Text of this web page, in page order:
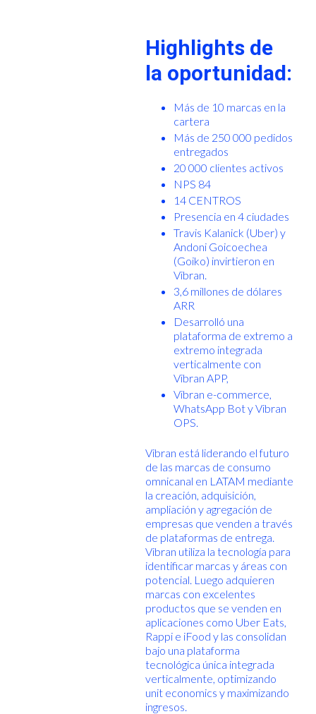
Highlights de
la oportunidad:
Más de 10 marcas en la
cartera
Más de 250 000 pedidos
entregados
20 000 clientes activos
NPS 84
14 CENTROS
Presencia en 4 ciudades
Travis Kalanick (Uber) y
Andoni Goicoechea
(Goiko) invirtieron en
Vibran.
3,6 millones de dólares
ARR
Desarrolló una
plataforma de extremo a
extremo integrada
verticalmente con
Vibran APP,
Vibran e-commerce,
WhatsApp Bot y Vibran
OPS.
Vibran está liderando el futuro
de las marcas de consumo
omnicanal en LATAM mediante
la creación, adquisición,
ampliación y agregación de
empresas que venden a través
de plataformas de entrega.
Vibran utiliza la tecnología para
identificar marcas y áreas con
potencial. Luego adquieren
marcas con excelentes
productos que se venden en
aplicaciones como Uber Eats,
Rappi e iFood y las consolidan
bajo una plataforma
tecnológica única integrada
verticalmente, optimizando
unit economics y maximizando
ingresos.